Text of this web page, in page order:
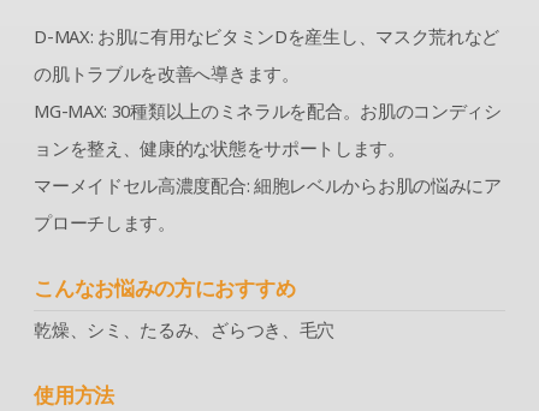
D-MAX: お肌に有用なビタミンDを産生し、マスク荒れなど
の肌トラブルを改善へ導きます。
MG-MAX: 30種類以上のミネラルを配合。お肌のコンディシ
ョンを整え、健康的な状態をサポートします。
マーメイドセル高濃度配合: 細胞レベルからお肌の悩みにア
プローチします。
こんなお悩みの方におすすめ
乾燥、シミ、たるみ、ざらつき、毛穴
使用方法